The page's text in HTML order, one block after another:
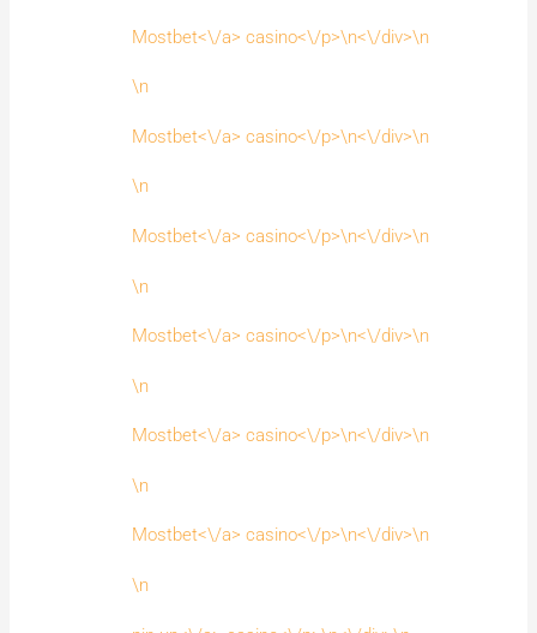
Mostbet<\/a> casino<\/p>\n<\/div>\n
\n
Mostbet<\/a> casino<\/p>\n<\/div>\n
\n
Mostbet<\/a> casino<\/p>\n<\/div>\n
\n
Mostbet<\/a> casino<\/p>\n<\/div>\n
\n
Mostbet<\/a> casino<\/p>\n<\/div>\n
\n
Mostbet<\/a> casino<\/p>\n<\/div>\n
\n